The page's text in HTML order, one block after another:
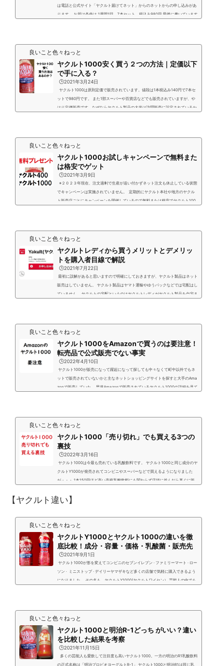
は電話と公式サイト「ヤクルト届けてネット」からのネットからの申し込みがあ
ります。 お届け条件は 1週間1回 7本セット 税込み980円 最後に書いています
ルトレディがお伺いして商品を渡すシ...
良いこと色々ねっと
ヤクルト1000安く買う２つの方法｜定価以下
で手に入る？
🕒️2021年3月24日
ヤクルト1000は原則定価で販売されています。値段は1本税込み140円で7本セ
ットで980円です。 また1部スーパーや百貨店などでも販売されていますが、や
はり定価販売です。なぜならヤクルト製品の大半は訪問販売に設定されているか
クルトレディといわれる主婦の人達が訪...
良いこと色々ねっと
ヤクルト1000お試しキャンペーンで無料また
は格安でゲット
🕒️2021年3月9日
※２０２３年現在、注文過剰で生産が追い付かずネット注文も休止している状態
でキャンペーンは実施されていません。 定期的にヤクルト本社や地方のヤクル
ト販売店ごとにキャンペーンを開催しているので無料または格安でヤクルト100
ンター販売店を探す」で検索して地元の配送...
良いこと色々ねっと
ヤクルトレディから買うメリットとデメリッ
トを購入者目線で解説
🕒️2021年7月22日
最初に誤解があると思いますので明確にしておきますが、ヤクルト製品はネット
販売はしていません。 ヤクルト製品はヤマト運輸やゆうパックなどでは宅配はし
ていません。 ヤクルトの宅配というのはヤクルトレディがヤクルト製品を自宅ま
宅配のサービスを受けるようになって...
良いこと色々ねっと
ヤクルト1000をAmazonで買うのは要注意！
転売品で公式販売でない事実
🕒️2022年4月10日
ヤクルト1000が販売になって躍起になって探しても中々なくて町中以外でもネ
ットで販売されていないかと主なネットショッピングサイトを探すと大手のAma
zonで販売していた。 早速Amazonで販売されているヤクルト1000の詳細を見て
1000はヤクルト販売店とは一切関連が無い とい...
良いこと色々ねっと
ヤクルト1000「売り切れ」でも買える3つの
裏技
🕒️2022年3月16日
ヤクルト1000は今最も売れている乳酸飲料です。 ヤクルト1000と同じ成分のヤ
クルトY1000が発売されてコンビニやスーパーなどで買えるようになりました
が・・・ 1本150円ほど高い高級乳酸飲料にも関わらず店頭に並んだら直ぐに販
ンバン打っていて芸能人も多く飲んでSMSではバズって更に売り切れが加速して
【ヤクルト違い】
良いこと色々ねっと
ヤクルトY1000とヤクルト1000の違いを徹
底比較！成分・容量・価格・乳酸菌・販売先
🕒️2021年9月1日
ヤクルト1000が形を変えてコンビニのセブンイレブン · ファミリーマート · ロー
ソン · ミニストップ · デイリーヤマザキなど多くの店舗で気軽に購入できるよう
になりました。 その名も ヤクルトY1000(ヤクルトワイセン） 芸能人の中でも
する商品で1部の店舗販売や自販機での購...
良いこと色々ねっと
ヤクルト1000と明治R-1どっち がいい？違い
を比較した結果を考察
🕒️2021年11月15日
多くの芸能人も愛飲して注目度も高いヤクルト1000。一方の明治のR1乳酸飲料
の正式名称は「明治プロビオヨーグルトR-1」 ヤクルト1000と明治R1は同じ乳